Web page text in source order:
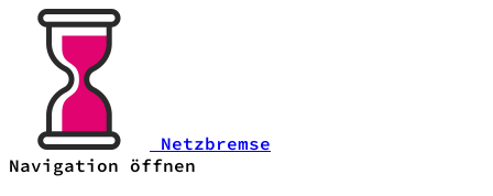
Netzbremse
Navigation öffnen